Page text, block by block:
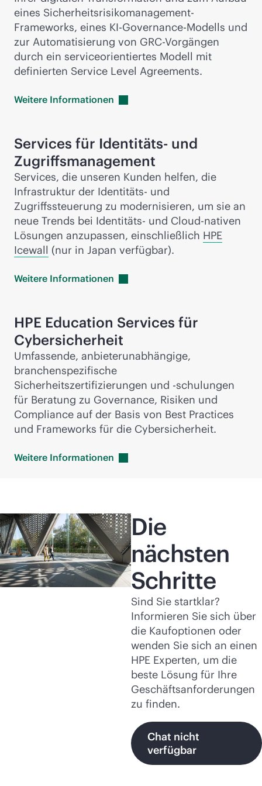
eines Sicherheitsrisikomanagement-
Frameworks, eines KI-Governance-Modells und
zur Automatisierung von GRC-Vorgängen
durch ein serviceorientiertes Modell mit
definierten Service Level Agreements.
Weitere Informationen
Services für Identitäts- und
Zugriffsmanagement
Services, die unseren Kunden helfen, die
Infrastruktur der Identitäts- und
Zugriffssteuerung zu modernisieren, um sie an
neue Trends bei Identitäts- und Cloud-nativen
Lösungen anzupassen, einschließlich HPE
Icewall (nur in Japan verfügbar).
Weitere Informationen
HPE Education Services für
Cybersicherheit
Umfassende, anbieterunabhängige,
branchenspezifische
Sicherheitszertifizierungen und -schulungen
für Beratung zu Governance, Risiken und
Compliance auf der Basis von Best Practices
und Frameworks für die Cybersicherheit.
Weitere Informationen
Die
nächsten
Schritte
Sind Sie startklar?
Informieren Sie sich über
die Kaufoptionen oder
wenden Sie sich an einen
HPE Experten, um die
beste Lösung für Ihre
Geschäftsanforderungen
zu finden.
Chat nicht
verfügbar